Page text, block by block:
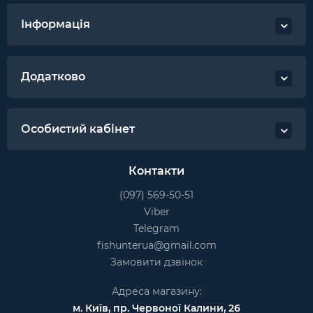
Інформація
Додатково
Особистий кабінет
Контакти
(097) 569-50-51
Viber
Telegram
fishunterua@gmail.com
Замовити дзвінок
Адреса магазину:
м. Київ, пр. Червоної Калини, 26